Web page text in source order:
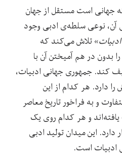
جهانی است مستقل از جهان
آن، نوعی سلطه‌‌ی ادبی وجود
» تلاش می‌‌کند که
در هم آمیختن آن با
کند. جمهوری جهانی ادبیات،
دارد. هر کدام از این
و به فراخور تاریخ معاصر
و هر کدام روی یک
دارد. این میدان تولید ادبی
ادبیات است.